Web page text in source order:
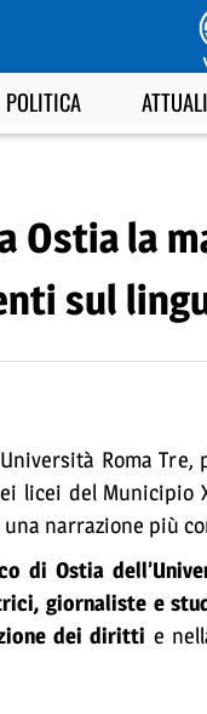
POLITICA
Ostia la
sul
Roma
licei del Municipio
narrazione più
di Ostia
giornaliste e
dei diritti e